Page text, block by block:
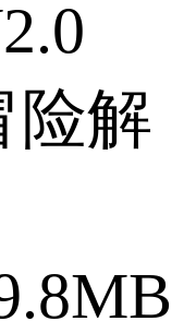
险解